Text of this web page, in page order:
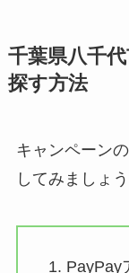
千葉県八千
探す方法
キャンペーン
してみましょう
PayPay